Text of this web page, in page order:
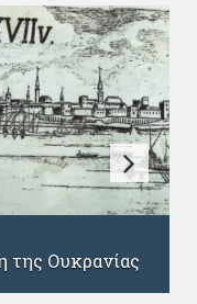
της Ουκρανίας